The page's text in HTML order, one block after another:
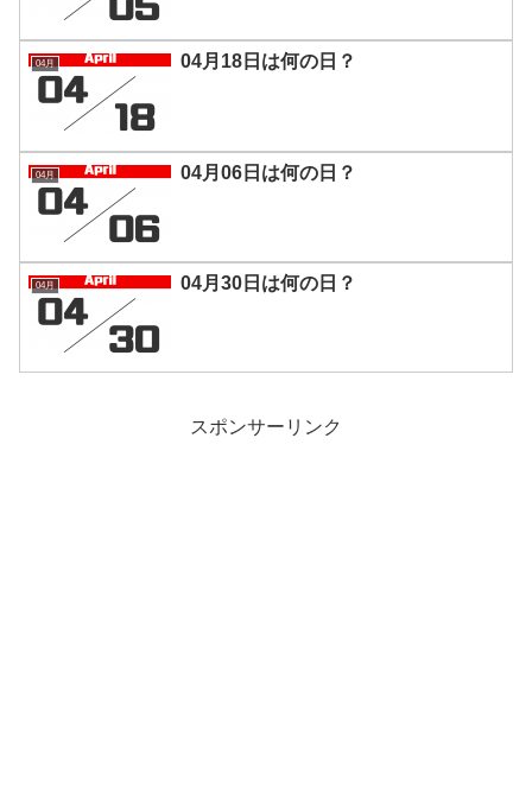
04月 04月18日は何の日？
04月 04月06日は何の日？
04月 04月30日は何の日？
スポンサーリンク